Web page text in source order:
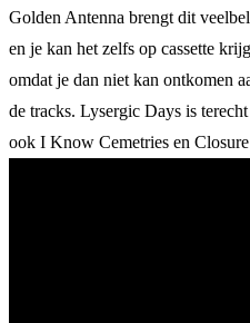
Golden Antenna brengt dit
en je kan het zelfs op cassette
omdat je dan niet kan ontkomen
de tracks. Lysergic Days is
ook I Know Cemetries en